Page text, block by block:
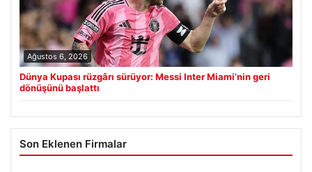
Ağustos 6, 2026
Dünya Kupası rüzgârı sürüyor: Messi Inter Miami’nin geri
dönüşünü başlattı
Son Eklenen Firmalar